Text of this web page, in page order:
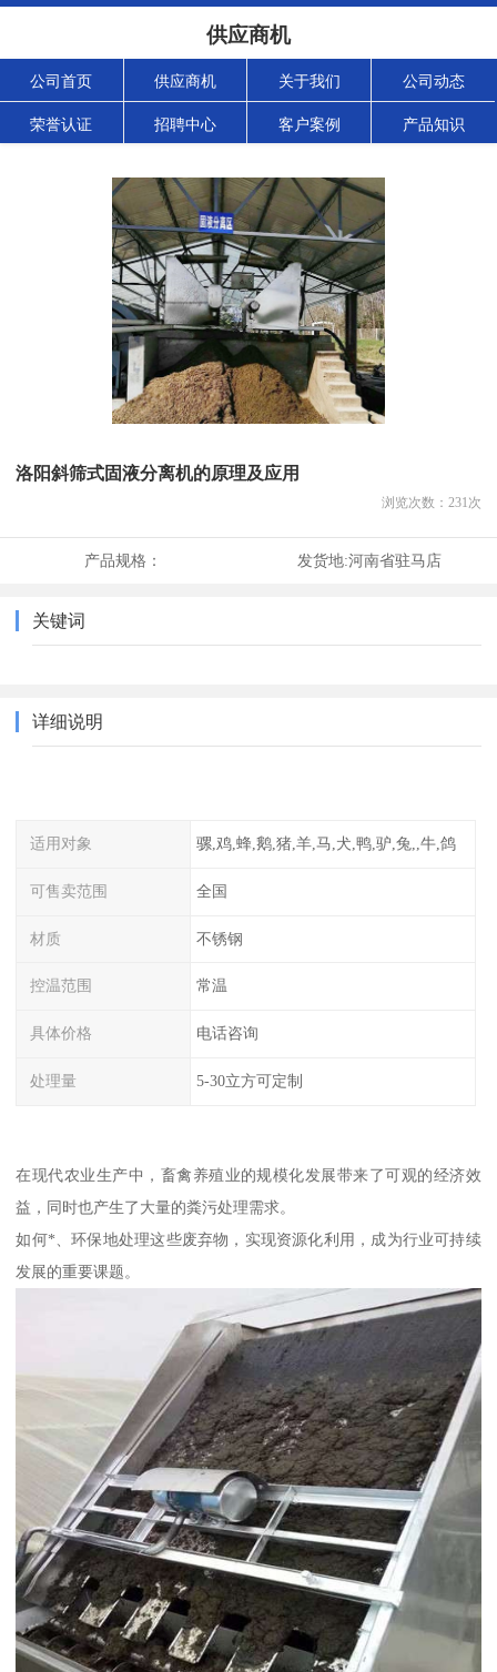
供应商机
公司首页 供应商机 关于我们 公司动态
荣誉认证 招聘中心 客户案例 产品知识
洛阳斜筛式固液分离机的原理及应用
浏览次数： 231次
产品规格： 发货地:河南省驻马店
关键词
详细说明
适用对象 骡,鸡,蜂,鹅,猪,羊,马,犬,鸭,驴,兔,,牛,鸽
可售卖范围 全国
材质 不锈钢
控温范围 常温
具体价格 电话咨询
处理量 5-30立方可定制
在现代农业生产中，畜禽养殖业的规模化发展带来了可观的经济效
益，同时也产生了大量的粪污处理需求。
如何*、环保地处理这些废弃物，实现资源化利用，成为行业可持续
发展的重要课题。